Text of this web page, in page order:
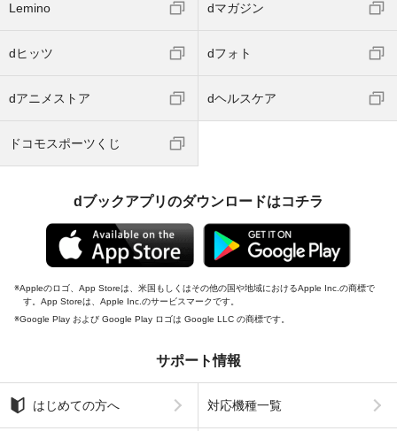
Lemino dマガジン
dヒッツ dフォト
dアニメストア dヘルスケア
ドコモスポーツくじ
dブックアプリのダウンロードはコチラ
Appleのロゴ、App Storeは、米国もしくはその他の国や地域におけるApple Inc.の商標で
す。App Storeは、Apple Inc.のサービスマークです。
Google Play および Google Play ロゴは Google LLC の商標です。
サポート情報
はじめての方へ 対応機種一覧